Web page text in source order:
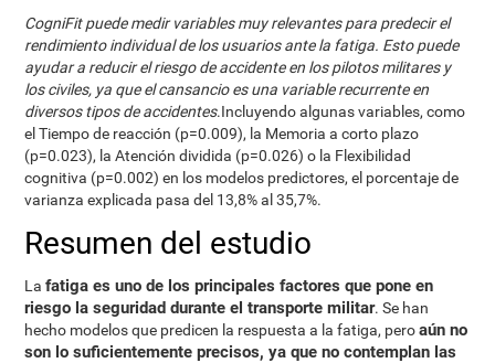
CogniFit puede medir variables muy relevantes para predecir el
rendimiento individual de los usuarios ante la fatiga. Esto puede
ayudar a reducir el riesgo de accidente en los pilotos militares y
los civiles, ya que el cansancio es una variable recurrente en
diversos tipos de accidentes.Incluyendo algunas variables, como
el Tiempo de reacción (p=0.009), la Memoria a corto plazo
(p=0.023), la Atención dividida (p=0.026) o la Flexibilidad
cognitiva (p=0.002) en los modelos predictores, el porcentaje de
varianza explicada pasa del 13,8% al 35,7%.
Resumen del estudio
Lafatiga es uno de los principales factores que pone en
riesgo la seguridad durante el transporte militar. Se han
hecho modelos que predicen la respuesta a la fatiga, peroaún no
son lo suficientemente precisos, ya que no contemplan las